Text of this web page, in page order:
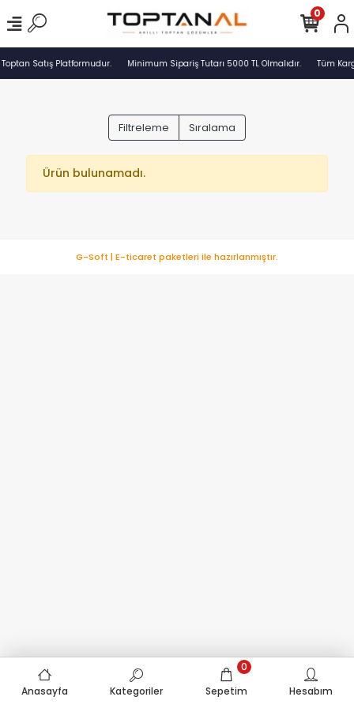
Satış Platformudur. Minimum Sipariş Tutarı 5000 TL Olmalıdır. Tüm
0
Filtreleme Sıralama
Ürün bulunamadı.
Anasayfa Kategoriler Sepetim
0
Hesabım
G-Soft | E-ticaret paketleri ile hazırlanmıştır.